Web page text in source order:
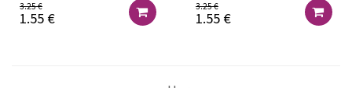
3.25 €
1.55 €
3.25 €
1.55 €